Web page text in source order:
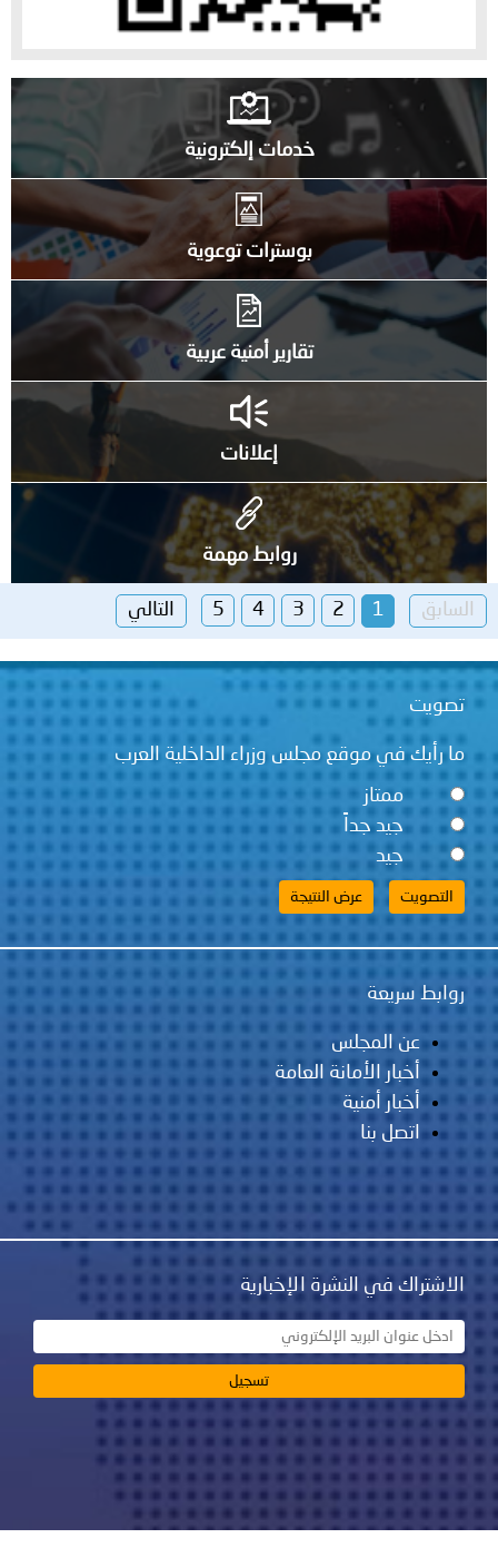
خدمات إلكترونية
بوسترات توعوية
تقارير أمنية عربية
إعلانات
روابط مهمة
السابق 1
2
3
4
5 التالي
تصويت
ما رأيك في موقع مجلس وزراء الداخلية العرب
ممتاز
جيد جداً
جيد
روابط سريعة
عن المجلس
أخبار الأمانة العامة
أخبار أمنية
اتصل بنا
الاشتراك في النشرة الإخبارية